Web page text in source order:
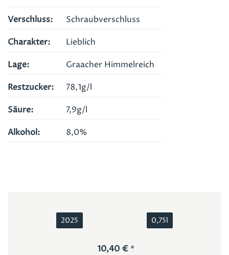
Verschluss
Schraubverschluss
Charakter
Lieblich
Lage
Graacher Himmelreich
Restzucker
78,1g/l
Säure
7,9g/l
Alkohol
8,0%
2025 0,75l
10,40 €